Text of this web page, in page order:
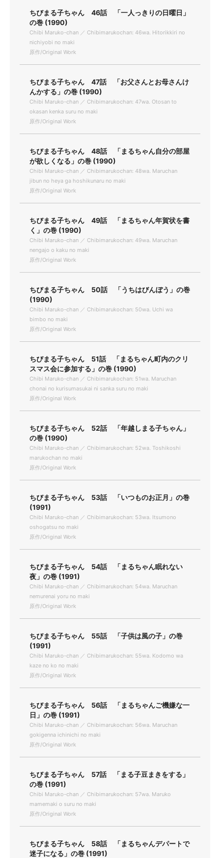
ちびまる子ちゃん 46話 「一人っきりの日曜日」
の巻 (1990)
Chibi Maruko-chan ／ Chibimarukochan: 46wa. Hitorikkiri no
nichiyobi no maki
原作/Original Work
ちびまる子ちゃん 47話 「お父さんとお母さんけ
んかする」の巻 (1990)
Chibi Maruko-chan ／ Chibimarukochan: 47wa. Otosan to
okasan kenka suru no maki
原作/Original Work
ちびまる子ちゃん 48話 「まるちゃん自分の部屋
が欲しくなる」の巻 (1990)
Chibi Maruko-chan ／ Chibimarukochan: 48wa. Maruchan
jibun no heya ga hoshikunaru no maki
原作/Original Work
ちびまる子ちゃん 49話 「まるちゃん年賀状を書
く」の巻 (1990)
Chibi Maruko-chan ／ Chibimarukochan: 49wa. Maruchan
nengajo o kaku no maki
原作/Original Work
ちびまる子ちゃん 50話 「うちはびんぼう」の巻
(1990)
Chibi Maruko-chan ／ Chibimarukochan: 50wa. Uchi wa
bimbo no maki
原作/Original Work
ちびまる子ちゃん 51話 「まるちゃん町内のクリ
スマス会に参加する」の巻 (1990)
Chibi Maruko-chan ／ Chibimarukochan: 51wa. Maruchan
chonai no kurisumasukai ni sanka suru no maki
原作/Original Work
ちびまる子ちゃん 52話 「年越しまる子ちゃん」
の巻 (1990)
Chibi Maruko-chan ／ Chibimarukochan: 52wa. Toshikoshi
marukochan no maki
原作/Original Work
ちびまる子ちゃん 53話 「いつものお正月」の巻
(1991)
Chibi Maruko-chan ／ Chibimarukochan: 53wa. Itsumono
oshogatsu no maki
原作/Original Work
ちびまる子ちゃん 54話 「まるちゃん眠れない
夜」の巻 (1991)
Chibi Maruko-chan ／ Chibimarukochan: 54wa. Maruchan
nemurenai yoru no maki
原作/Original Work
ちびまる子ちゃん 55話 「子供は風の子」の巻
(1991)
Chibi Maruko-chan ／ Chibimarukochan: 55wa. Kodomo wa
kaze no ko no maki
原作/Original Work
ちびまる子ちゃん 56話 「まるちゃんご機嫌な一
日」の巻 (1991)
Chibi Maruko-chan ／ Chibimarukochan: 56wa. Maruchan
gokigenna ichinichi no maki
原作/Original Work
ちびまる子ちゃん 57話 「まる子豆まきをする」
の巻 (1991)
Chibi Maruko-chan ／ Chibimarukochan: 57wa. Maruko
mamemaki o suru no maki
原作/Original Work
ちびまる子ちゃん 58話 「まるちゃんデパートで
迷子になる」の巻 (1991)